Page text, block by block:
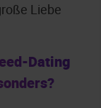
Liebe
Dating